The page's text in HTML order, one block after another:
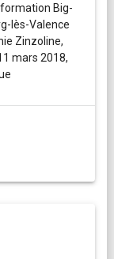
formation Big-
lès-Valence
Zinzoline,
mars 2018,